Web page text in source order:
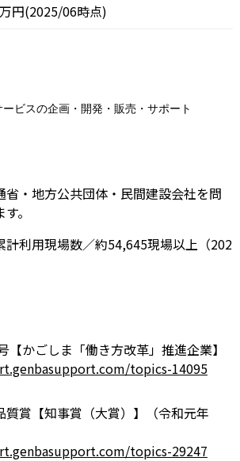
円(2025/06時点)
ビスの企画・開発・販売・サポート
省・地方公共団体・民間建設会社を問
。
計利用現場数／約54,645現場以上（202
【かごしま「働き方改革」推進企業】
topics-14095
質賞【知事賞（大賞）】（令和元年
topics-29247